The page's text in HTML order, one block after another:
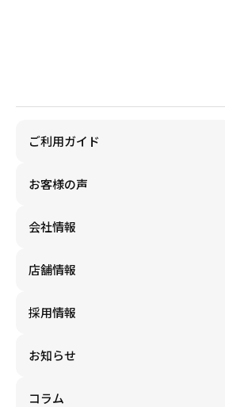
旅行券
年賀状
旅行券
年賀状
その他
ご利用ガイド
お客様の声
会社情報
店舗情報
採用情報
お知らせ
コラム